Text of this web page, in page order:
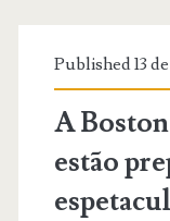
Published 13
A
estão